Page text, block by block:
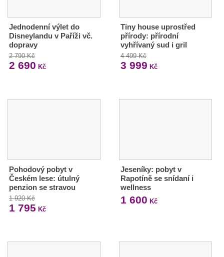
Jednodenní výlet do
Disneylandu v Paříži vč.
dopravy
2 790 Kč
2 690 Kč
Tiny house uprostřed
přírody: přírodní
vyhřívaný sud i gril
4 499 Kč
3 999 Kč
Pohodový pobyt v
Českém lese: útulný
penzion se stravou
1 920 Kč
1 795 Kč
Jeseníky: pobyt v
Rapotíně se snídaní i
wellness
1 600 Kč